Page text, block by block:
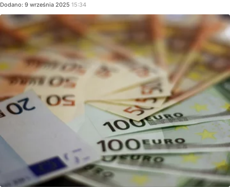
Dodano: 9 września 2025 15:34